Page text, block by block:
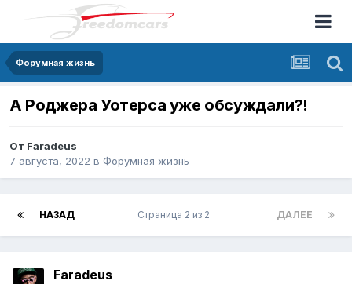
Форумная жизнь
А Роджера Уотерса уже обсуждали?!
От Faradeus
7 августа, 2022 в Форумная жизнь
НАЗАД ДАЛЕЕ
Страница 2 из 2
Faradeus